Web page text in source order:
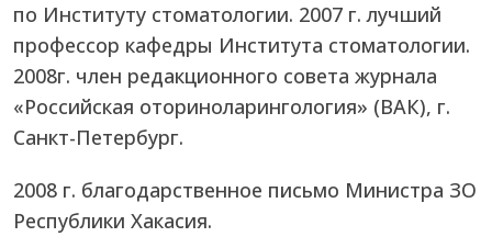
по Институту стоматологии. 2007 г. лучший
профессор кафедры Института стоматологии.
2008г. член редакционного совета журнала
«Российская оториноларингология» (ВАК), г.
Санкт-Петербург.
2008 г. благодарственное письмо Министра ЗО
Республики Хакасия.